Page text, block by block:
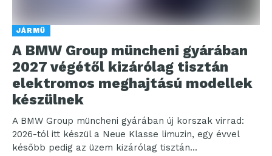
JÁRMŰ
A BMW Group müncheni gyárában
2027 végétől kizárólag tisztán
elektromos meghajtású modellek
készülnek
A BMW Group müncheni gyárában új korszak virrad:
2026-tól itt készül a Neue Klasse limuzin, egy évvel
később pedig az üzem kizárólag tisztán...